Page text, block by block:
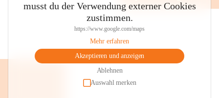
musst du der Verwendung externer Cookies
zustimmen.
https://www.google.com/maps
Mehr erfahren
Akzeptieren und anzeigen
Ablehnen
Auswahl merken